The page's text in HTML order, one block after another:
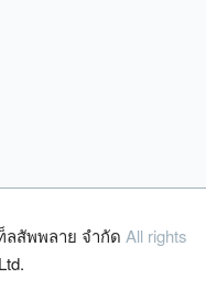
ลสัพพลาย จำกัด All rights